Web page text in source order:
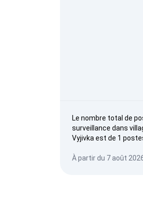
Le nombre total de
surveillance dans
Vyjivka est de 1
À partir du 7 août